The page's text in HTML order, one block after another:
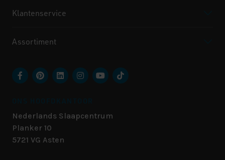
Klantenservice
Assortiment
Nederlands Slaapcentrum
Planker 10
5721 VG Asten